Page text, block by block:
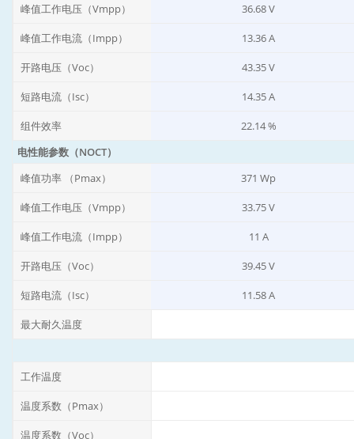
峰值工作电压（Vmpp） 36.68 V
峰值工作电流（Impp） 13.36 A
开路电压（Voc） 43.35 V
短路电流（Isc） 14.35 A
组件效率
22.14 %
电性能参数（NOCT）
峰值功率 （Pmax）
371 Wp
峰值工作电压（Vmpp） 33.75 V
峰值工作电流（Impp） 11 A
开路电压（Voc） 39.45 V
短路电流（Isc） 11.58 A
最大耐久温度
工作温度
温度系数（Pmax）
温度系数（Voc）